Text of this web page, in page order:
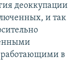
деоккупации
и так
работающими в